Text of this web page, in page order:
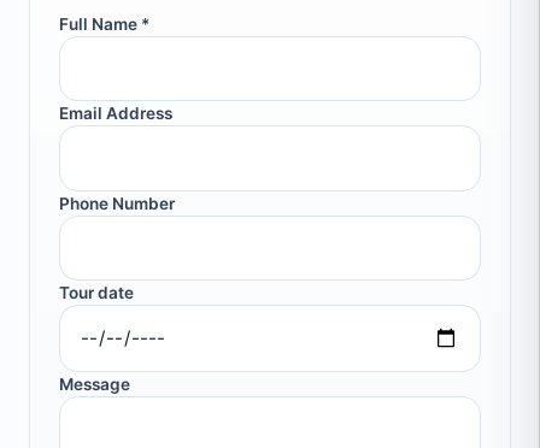
Full Name *
Email Address
Phone Number
Tour date
Message